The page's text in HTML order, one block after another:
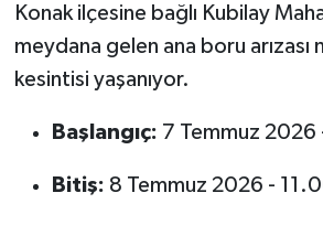
Konak ilçesine bağlı Kubilay
meydana gelen ana boru arızası
kesintisi yaşanıyor.
Başlangıç: 7 Temmuz 2026
Bitiş: 8 Temmuz 2026 -